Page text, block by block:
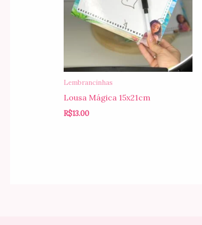
Lembrancinhas
Lousa Mágica 15x21cm
R$13.00